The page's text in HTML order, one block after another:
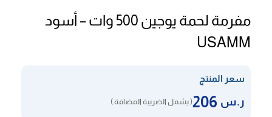
مفرمة لحمة يوجين 500 وات – أسود
USAMM
سعر المنتج
ر.س ( يشمل الضريبة المضافة )